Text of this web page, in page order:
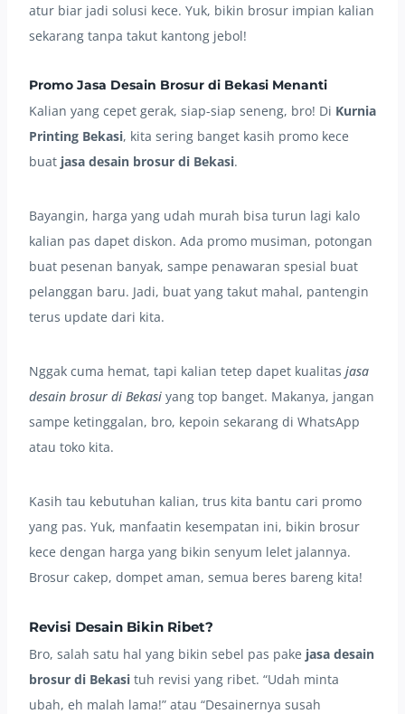
atur biar jadi solusi kece. Yuk, bikin brosur impian kalian
sekarang tanpa takut kantong jebol!
Promo Jasa Desain Brosur di Bekasi Menanti
Kalian yang cepet gerak, siap-siap seneng, bro! Di Kurnia
Printing Bekasi, kita sering banget kasih promo kece
buat jasa desain brosur di Bekasi.
Bayangin, harga yang udah murah bisa turun lagi kalo
kalian pas dapet diskon. Ada promo musiman, potongan
buat pesenan banyak, sampe penawaran spesial buat
pelanggan baru. Jadi, buat yang takut mahal, pantengin
terus update dari kita.
Nggak cuma hemat, tapi kalian tetep dapet kualitas jasa
desain brosur di Bekasi yang top banget. Makanya, jangan
sampe ketinggalan, bro, kepoin sekarang di WhatsApp
atau toko kita.
Kasih tau kebutuhan kalian, trus kita bantu cari promo
yang pas. Yuk, manfaatin kesempatan ini, bikin brosur
kece dengan harga yang bikin senyum lelet jalannya.
Brosur cakep, dompet aman, semua beres bareng kita!
Revisi Desain Bikin Ribet?
Bro, salah satu hal yang bikin sebel pas pake jasa desain
brosur di Bekasi tuh revisi yang ribet. “Udah minta
ubah, eh malah lama!” atau “Desainernya susah